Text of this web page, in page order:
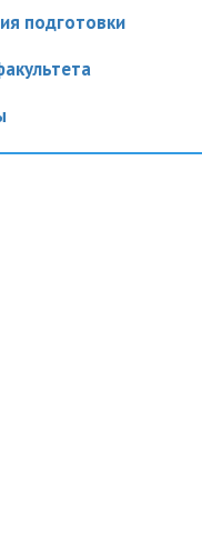
подготовки